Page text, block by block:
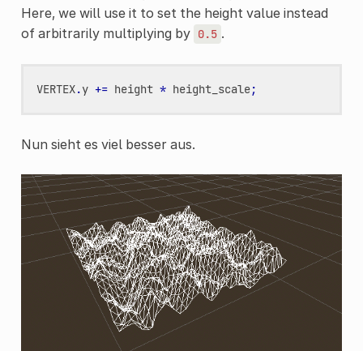
Here, we will use it to set the height value instead
of arbitrarily multiplying by 0.5 .
VERTEX.y += height * height_scale;
Nun sieht es viel besser aus.